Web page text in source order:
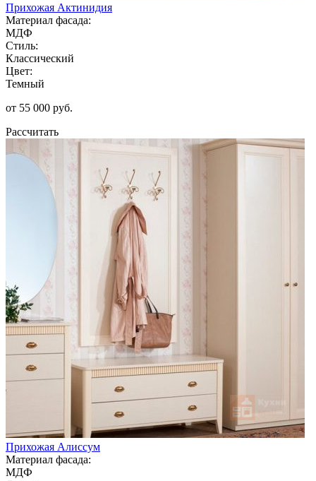
Прихожая Актинидия
Материал фасада:
МДФ
Стиль:
Классический
Цвет:
Темный
от 55 000 руб.
Рассчитать
Прихожая Алиссум
Материал фасада:
МДФ